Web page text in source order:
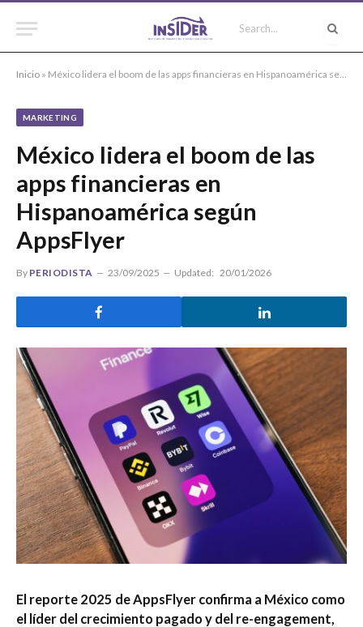
Inicio » México lidera el boom de las apps financieras en Hispanoamérica según AppsFlyer
MARKETING
México lidera el boom de las
apps financieras en
Hispanoamérica según
AppsFlyer
By PERIODISTA 23/09/2025 Updated: 20/01/2026
El reporte 2025 de AppsFlyer confirma a México como
el líder del crecimiento pagado y del re-engagement,